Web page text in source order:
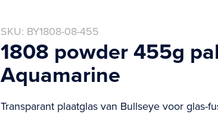
SKU BY1808-08-455
1808 powder 455g
Aquamarine
Transparant plaatglas van Bullseye voor glas-